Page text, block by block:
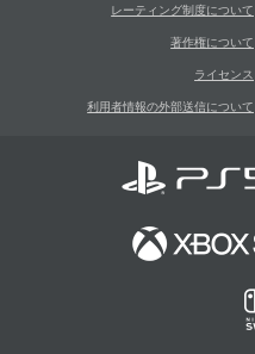
レーティング制度について
著作権について
ライセンス
利用者情報の外部送信について